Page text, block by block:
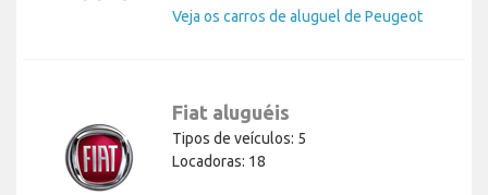
Veja os carros de aluguel de Peugeot
Fiat aluguéis
Tipos de veículos: 5
Locadoras: 18